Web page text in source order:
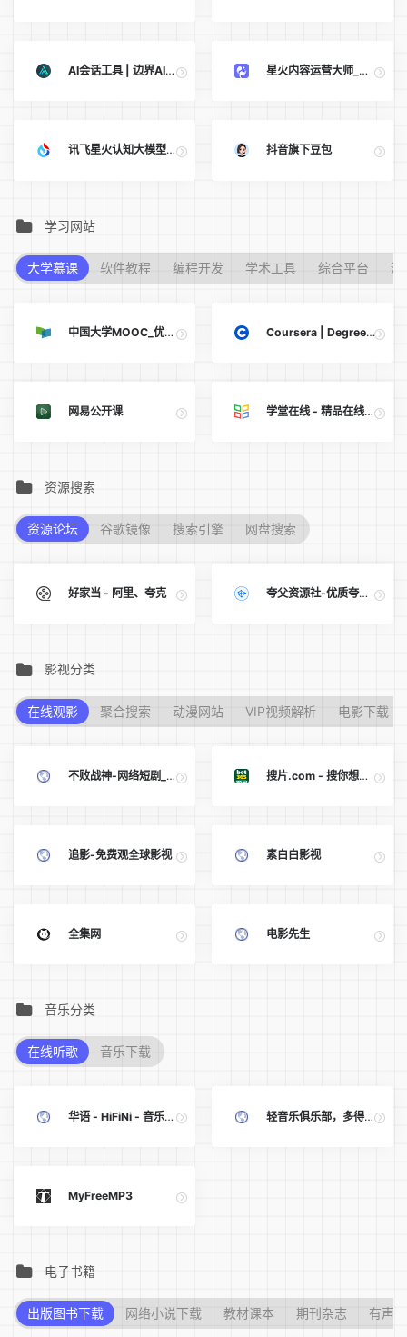
AI会话工具 | 边界AI：集成多模型理解与对抗技术 星火内容运营大师_一站式AIGC内容运营平台
讯飞星火认知大模型-AI大语言模型-星火大模型-科大讯飞 抖音旗下豆包
学习网站
大学慕课 软件教程 编程开发 学术工具 综合平台 演
中国大学MOOC_优质在线课程学习平台 Coursera | Degrees, Certificates, & Free Online Courses
网易公开课 学堂在线 - 精品在线课程学习平台
资源搜索
资源论坛 谷歌镜像 搜索引擎 网盘搜索
好家当 - 阿里、夸克 夸父资源社-优质夸克网盘资源分享社区
影视分类
在线观影 聚合搜索 动漫网站 VIP视频解析 电影下载
不败战神-网络短剧_短剧大全_好看的短剧-最新短剧推荐-在线播放-短剧天堂 搜片.com - 搜你想看的影片
追影-免费观全球影视 素白白影视
全集网 电影先生
音乐分类
在线听歌 音乐下载
华语 - HiFiNi - 音乐磁场 轻音乐俱乐部，多得听不完
MyFreeMP3
电子书籍
出版图书下载 网络小说下载 教材课本 期刊杂志 有声